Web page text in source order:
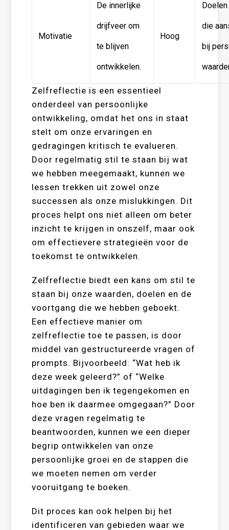
Motivatie
De innerlijke
drijfveer om
te blijven
ontwikkelen.
Hoog
die
bij
Zelfreflectie is een essentieel
onderdeel van persoonlijke
ontwikkeling, omdat het ons in staat
stelt om onze ervaringen en
gedragingen kritisch te evalueren.
Door regelmatig stil te staan bij wat
we hebben meegemaakt, kunnen we
lessen trekken uit zowel onze
successen als onze mislukkingen. Dit
proces helpt ons niet alleen om beter
inzicht te krijgen in onszelf, maar ook
om effectievere strategieën voor de
toekomst te ontwikkelen.
Zelfreflectie biedt een kans om stil te
staan bij onze waarden, doelen en de
voortgang die we hebben geboekt.
Een effectieve manier om
zelfreflectie toe te passen, is door
middel van gestructureerde vragen of
prompts. Bijvoorbeeld: “Wat heb ik
deze week geleerd?” of “Welke
uitdagingen ben ik tegengekomen en
hoe ben ik daarmee omgegaan?” Door
deze vragen regelmatig te
beantwoorden, kunnen we een dieper
begrip ontwikkelen van onze
persoonlijke groei en de stappen die
we moeten nemen om verder
vooruitgang te boeken.
Dit proces kan ook helpen bij het
identificeren van gebieden waar we